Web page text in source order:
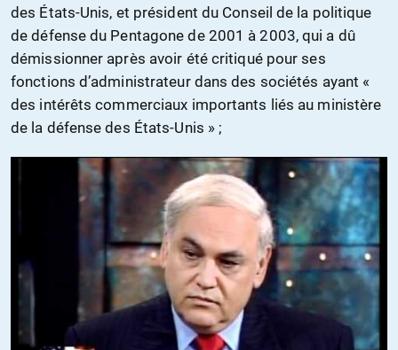
des États-Unis, et président du Conseil de la politique
de défense du Pentagone de 2001 à 2003, qui a dû
démissionner après avoir été critiqué pour ses
fonctions d’administrateur dans des sociétés ayant «
des intérêts commerciaux importants liés au ministère
de la défense des États-Unis » ;